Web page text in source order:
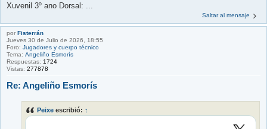
Xuvenil 3º ano Dorsal: ...
Saltar al mensaje
por Fisterrán
Jueves 30 de Julio de 2026, 18:55
Foro: Jugadores y cuerpo técnico
Tema: Angeliño Esmorís
Respuestas: 1724
Vistas: 277878
Re: Angeliño Esmorís
Peixe escribió: ↑